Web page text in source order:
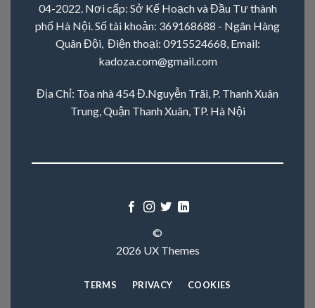
04-2022. Nơi cấp: Sở Kế Hoạch và Đầu Tư thành
phố Hà Nội. Số tài khoản: 369168688 - Ngân Hàng
Quân Đội, Điện thoại: 0915524668, Email:
kadoza.com@gmail.com
Địa Chỉ: Tòa nhà 454 Đ.Nguyễn Trãi, P. Thanh Xuân
Trung, Quận Thanh Xuân, TP. Hà Nội
©
2026 UX Themes
TERMS PRIVACY COOKIES